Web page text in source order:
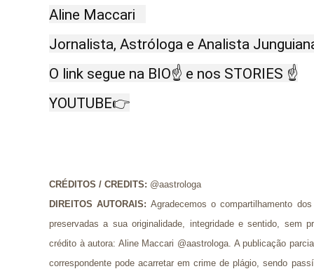
Aline Maccari
Jornalista, Astróloga e Analista
O link segue na BIO☝ e nos STORIES ☝
YOUTUBE👉
CRÉDITOS / CREDITS: @aastrologa
DIREITOS AUTORAIS: Agradecemos o compartilhamento
preservadas a sua originalidade, integridade e sentido, sem
crédito à autora: Aline Maccari @aastrologa. A publicação
correspondente pode acarretar em crime de plágio, sendo